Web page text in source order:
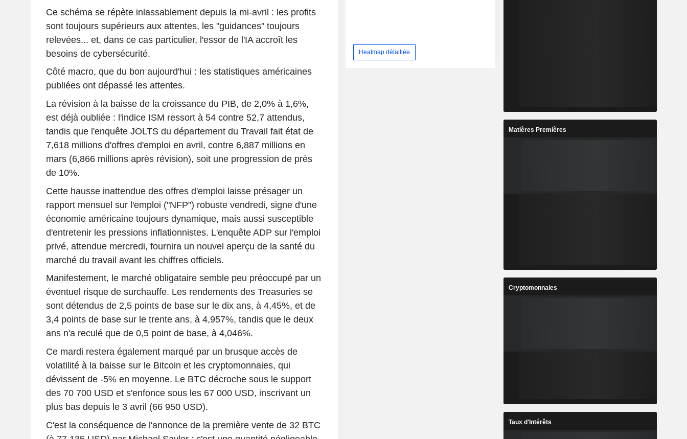
Ce schéma se répète inlassablement depuis la mi-avril : les profits
sont toujours supérieurs aux attentes, les "guidances" toujours
relevées... et, dans ce cas particulier, l'essor de l'IA accroît les
besoins de cybersécurité.
Côté macro, que du bon aujourd'hui : les statistiques américaines
publiées ont dépassé les attentes.
La révision à la baisse de la croissance du PIB, de 2,0% à 1,6%,
est déjà oubliée : l'indice ISM ressort à 54 contre 52,7 attendus,
tandis que l'enquête JOLTS du département du Travail fait état de
7,618 millions d'offres d'emploi en avril, contre 6,887 millions en
mars (6,866 millions après révision), soit une progression de près
de 10%.
Cette hausse inattendue des offres d'emploi laisse présager un
rapport mensuel sur l'emploi ("NFP") robuste vendredi, signe d'une
économie américaine toujours dynamique, mais aussi susceptible
d'entretenir les pressions inflationnistes. L'enquête ADP sur l'emploi
privé, attendue mercredi, fournira un nouvel aperçu de la santé du
marché du travail avant les chiffres officiels.
Manifestement, le marché obligataire semble peu préoccupé par un
éventuel risque de surchauffe. Les rendements des Treasuries se
sont détendus de 2,5 points de base sur le dix ans, à 4,45%, et de
3,4 points de base sur le trente ans, à 4,957%, tandis que le deux
ans n'a reculé que de 0,5 point de base, à 4,046%.
Ce mardi restera également marqué par un brusque accès de
volatilité à la baisse sur le Bitcoin et les cryptomonnaies, qui
dévissent de -5% en moyenne. Le BTC décroche sous le support
des 70 700 USD et s'enfonce sous les 67 000 USD, inscrivant un
plus bas depuis le 3 avril (66 950 USD).
C'est la conséquence de l'annonce de la première vente de 32 BTC
Heatmap détaillée
Matières Premières
Cryptomonnaies
Taux d'Intérêts